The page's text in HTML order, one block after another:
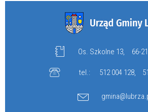
Os. Szkolne 13, 66-
tel.: 512 004 128,